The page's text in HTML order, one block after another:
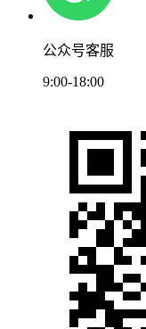
公众号客服
9:00-18:00